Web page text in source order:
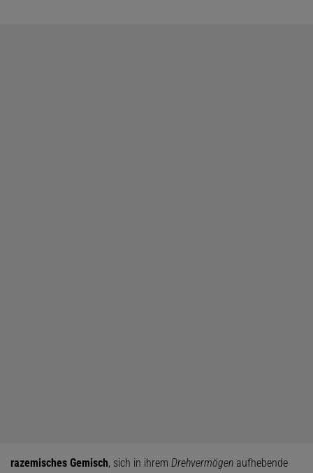
razemisches Gemisch, sich in ihrem Drehvermögen aufhebende